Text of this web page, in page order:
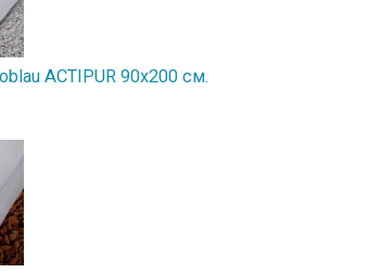
ACTIPUR 90х200 см.